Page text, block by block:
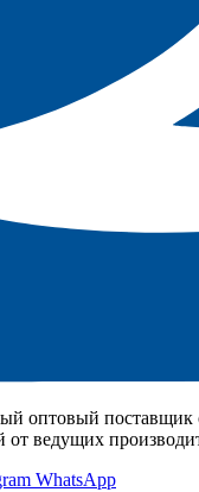
оптовый поставщик
от ведущих
WhatsApp